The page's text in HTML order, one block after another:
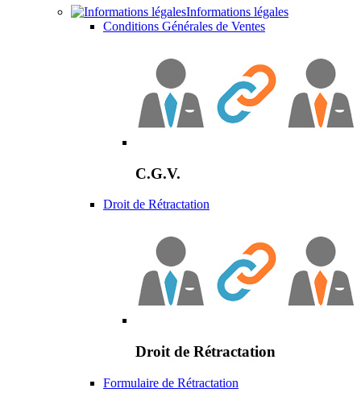
Informations légales
Conditions Générales de Ventes
C.G.V.
Droit de Rétractation
Droit de Rétractation
Formulaire de Rétractation